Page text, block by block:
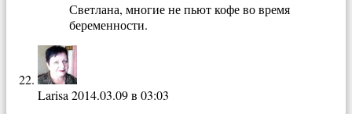
Светлана, многие не пьют кофе во время
беременности.
Larisa 2014.03.09 в 03:03